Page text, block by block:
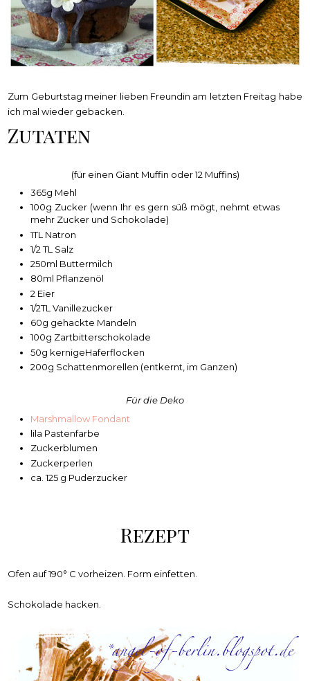
Zum Geburtstag meiner lieben Freundin am letzten Freitag habe
ich mal wieder gebacken.
Zutaten
(für einen Giant Muffin oder 12 Muffins)
365g Mehl
100g Zucker (wenn Ihr es gern süß mögt, nehmt etwas
mehr Zucker und Schokolade)
1TL Natron
1/2 TL Salz
250ml Buttermilch
80ml Pflanzenöl
2 Eier
1/2TL Vanillezucker
60g gehackte Mandeln
100g Zartbitterschokolade
50g kernigeHaferflocken
200g Schattenmorellen (entkernt, im Ganzen)
Für die Deko
Marshmallow Fondant
lila Pastenfarbe
Zuckerblumen
Zuckerperlen
ca. 125 g Puderzucker
Rezept
Ofen auf 190° C vorheizen. Form einfetten.
Schokolade hacken.